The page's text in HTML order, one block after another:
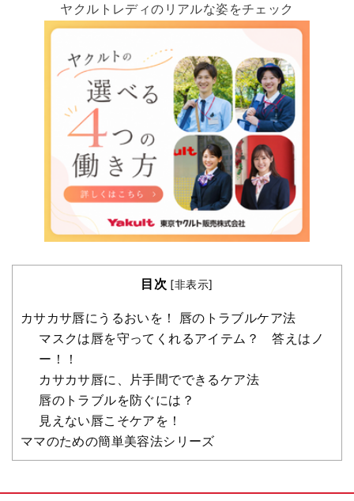
ヤクルトレディのリアルな姿をチェック
目次 [非表示]
カサカサ唇にうるおいを！ 唇のトラブルケア法
マスクは唇を守ってくれるアイテム？ 答えはノ
ー！！
カサカサ唇に、片手間でできるケア法
唇のトラブルを防ぐには？
見えない唇こそケアを！
ママのための簡単美容法シリーズ